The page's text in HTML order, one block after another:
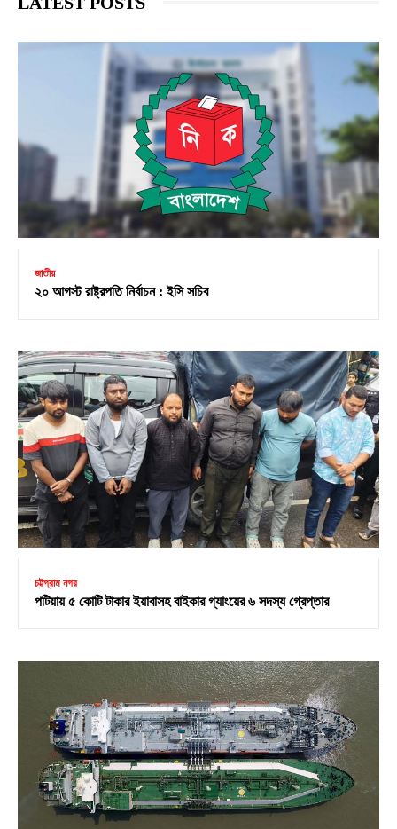
জাতীয়
২০ আগস্ট রাষ্ট্রপতি নির্বাচন : ইসি সচিব
চট্টগ্রাম নগর
পটিয়ায় ৫ কোটি টাকার ইয়াবাসহ বাইকার গ্যাংয়ের ৬ সদস্য গ্রেপ্তার